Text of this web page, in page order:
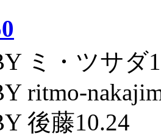
ミ・ツサダ
ritmo-
後藤10.24